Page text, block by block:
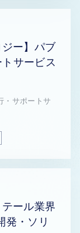
ー】パブ
サービス
・サポートサ
ール業界
発・ソリ